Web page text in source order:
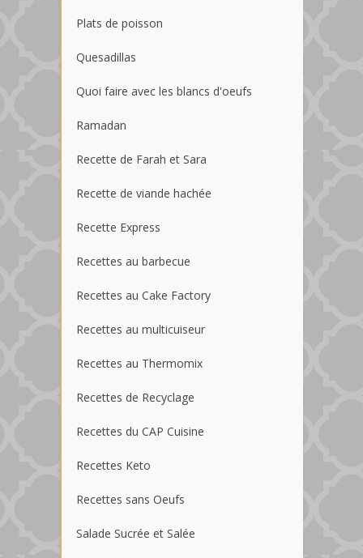
Plats de poisson
Quesadillas
Quoi faire avec les blancs d'oeufs
Ramadan
Recette de Farah et Sara
Recette de viande hachée
Recette Express
Recettes au barbecue
Recettes au Cake Factory
Recettes au multicuiseur
Recettes au Thermomix
Recettes de Recyclage
Recettes du CAP Cuisine
Recettes Keto
Recettes sans Oeufs
Salade Sucrée et Salée